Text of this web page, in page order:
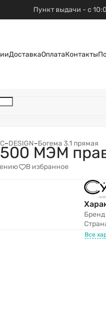
Пункт выдачи - с
ДоставкаОплатаКонтакты
–DESIGN–Богема 3.1 прямая
МЭМ
В избранное
Бренд
Все